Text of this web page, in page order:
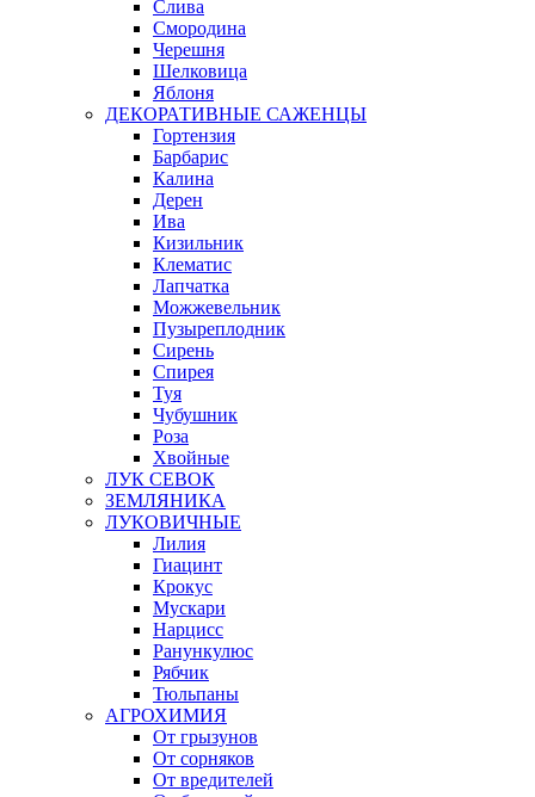
Слива
Смородина
Черешня
Шелковица
Яблоня
ДЕКОРАТИВНЫЕ САЖЕНЦЫ
Гортензия
Барбарис
Калина
Дерен
Ива
Кизильник
Клематис
Лапчатка
Можжевельник
Пузыреплодник
Сирень
Спирея
Туя
Чубушник
Роза
Хвойные
ЛУК СЕВОК
ЗЕМЛЯНИКА
ЛУКОВИЧНЫЕ
Лилия
Гиацинт
Крокус
Мускари
Нарцисс
Ранункулюс
Рябчик
Тюльпаны
АГРОХИМИЯ
От грызунов
От сорняков
От вредителей